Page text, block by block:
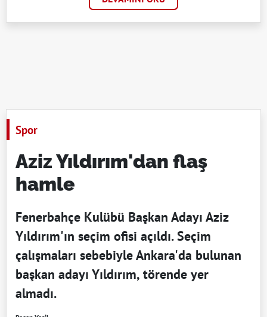
Spor
Aziz Yıldırım'dan flaş
hamle
Fenerbahçe Kulübü Başkan Adayı Aziz
Yıldırım'ın seçim ofisi açıldı. Seçim
çalışmaları sebebiyle Ankara'da bulunan
başkan adayı Yıldırım, törende yer
almadı.